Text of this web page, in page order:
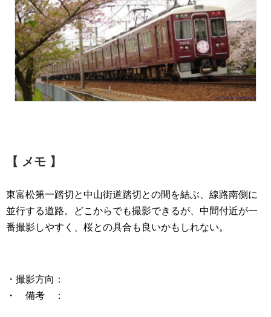
【 メモ 】
東富松第一踏切と中山街道踏切との間を結ぶ、線路南側に
並行する道路。どこからでも撮影できるが、中間付近が一
番撮影しやすく、桜との具合も良いかもしれない。
・撮影方向：
・ 備考 ：